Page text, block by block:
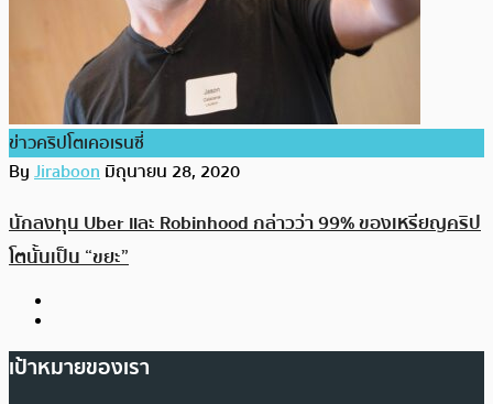
ข่าวคริปโตเคอเรนซี่
ByJiraboonมิถุนายน 28, 2020
นักลงทุน Uber และ Robinhood กล่าวว่า 99% ของเหรียญคริป
โตนั้นเป็น “ขยะ”
เป้าหมายของเรา